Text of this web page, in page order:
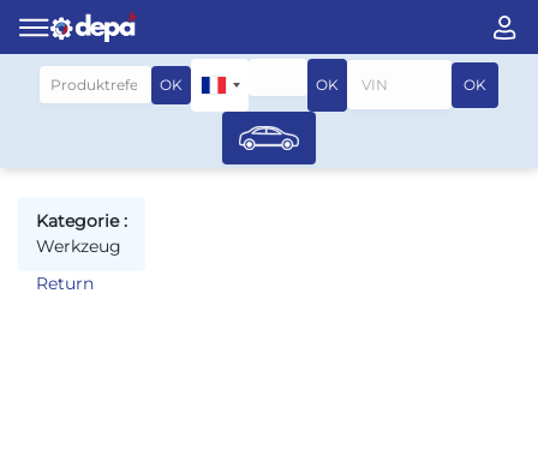
OK OK OK
Suche nach fahrzeug
Kategorie :
Werkzeug
Return